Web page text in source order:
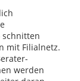
mit Filialnetz.
werden